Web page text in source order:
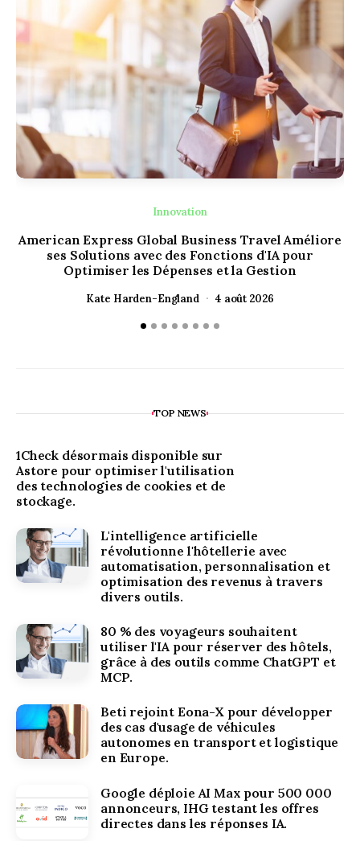
Innovation
American Express Global Business Travel Améliore
ses Solutions avec des Fonctions d'IA pour
Optimiser les Dépenses et la Gestion
Kate Harden-England 4 août 2026
TOP NEWS
1Check désormais disponible sur
Astore pour optimiser l'utilisation
des technologies de cookies et de
stockage.
L'intelligence artificielle
révolutionne l'hôtellerie avec
automatisation, personnalisation et
optimisation des revenus à travers
divers outils.
80 % des voyageurs souhaitent
utiliser l'IA pour réserver des hôtels,
grâce à des outils comme ChatGPT et
MCP.
Beti rejoint Eona-X pour développer
des cas d'usage de véhicules
autonomes en transport et logistique
en Europe.
Google déploie AI Max pour 500 000
annonceurs, IHG testant les offres
directes dans les réponses IA.